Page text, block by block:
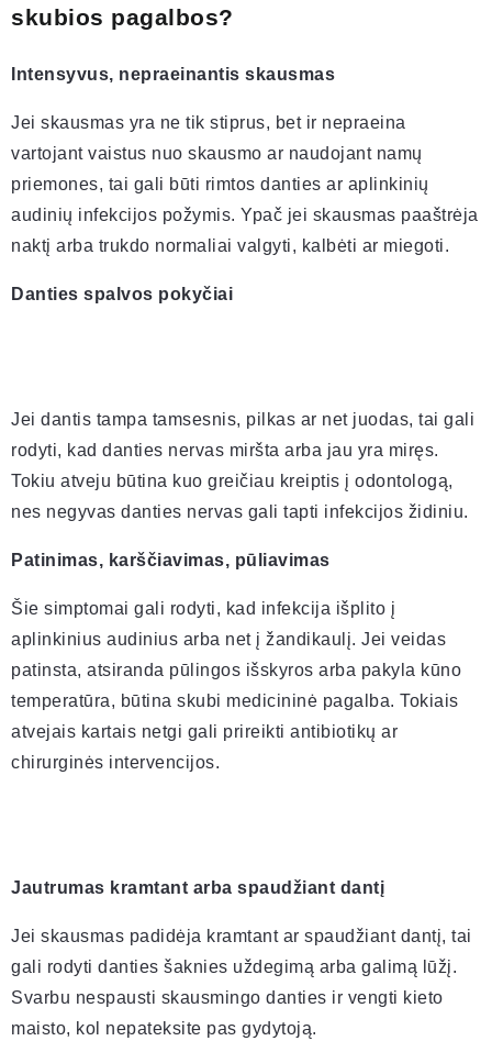
skubios pagalbos?
Intensyvus, nepraeinantis skausmas
Jei skausmas yra ne tik stiprus, bet ir nepraeina
vartojant vaistus nuo skausmo ar naudojant namų
priemones, tai gali būti rimtos danties ar aplinkinių
audinių infekcijos požymis. Ypač jei skausmas paaštrėja
naktį arba trukdo normaliai valgyti, kalbėti ar miegoti.
Danties spalvos pokyčiai
Jei dantis tampa tamsesnis, pilkas ar net juodas, tai gali
rodyti, kad danties nervas miršta arba jau yra miręs.
Tokiu atveju būtina kuo greičiau kreiptis į odontologą,
nes negyvas danties nervas gali tapti infekcijos židiniu.
Patinimas, karščiavimas, pūliavimas
Šie simptomai gali rodyti, kad infekcija išplito į
aplinkinius audinius arba net į žandikaulį. Jei veidas
patinsta, atsiranda pūlingos išskyros arba pakyla kūno
temperatūra, būtina skubi medicininė pagalba. Tokiais
atvejais kartais netgi gali prireikti antibiotikų ar
chirurginės intervencijos.
Jautrumas kramtant arba spaudžiant dantį
Jei skausmas padidėja kramtant ar spaudžiant dantį, tai
gali rodyti danties šaknies uždegimą arba galimą lūžį.
Svarbu nespausti skausmingo danties ir vengti kieto
maisto, kol nepateksite pas gydytoją.